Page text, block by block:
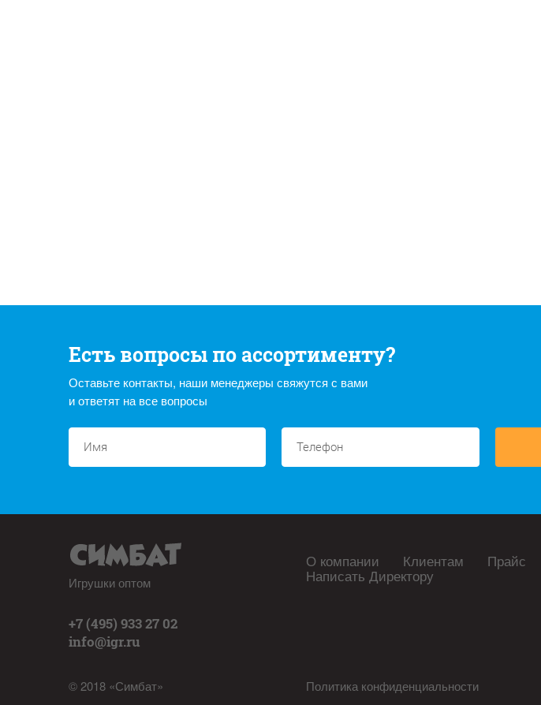
Есть вопросы по ассортименту?
Оставьте контакты, наши менеджеры свяжутся с вами
и ответят на все вопросы
Игрушки оптом
+7 (495) 933 27 02
info@igr.ru
© 2018 «Симбат»
О компании Клиентам Прайс
Написать Директору
Политика конфиденциальности